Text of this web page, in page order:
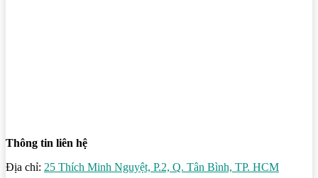
Thông tin liên hệ
Địa chỉ: 25 Thích Minh Nguyệt, P.2, Q. Tân Bình, TP. HCM